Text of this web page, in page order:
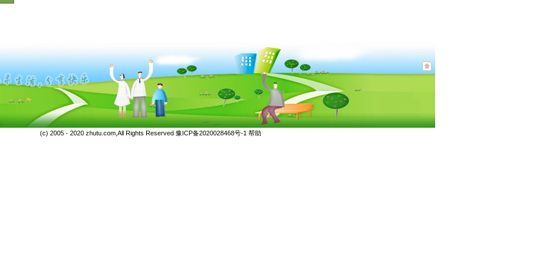
(c) 2005 - 2020 zhutu.com,All Rights Reserved 豫ICP备2020028468号-1 帮助